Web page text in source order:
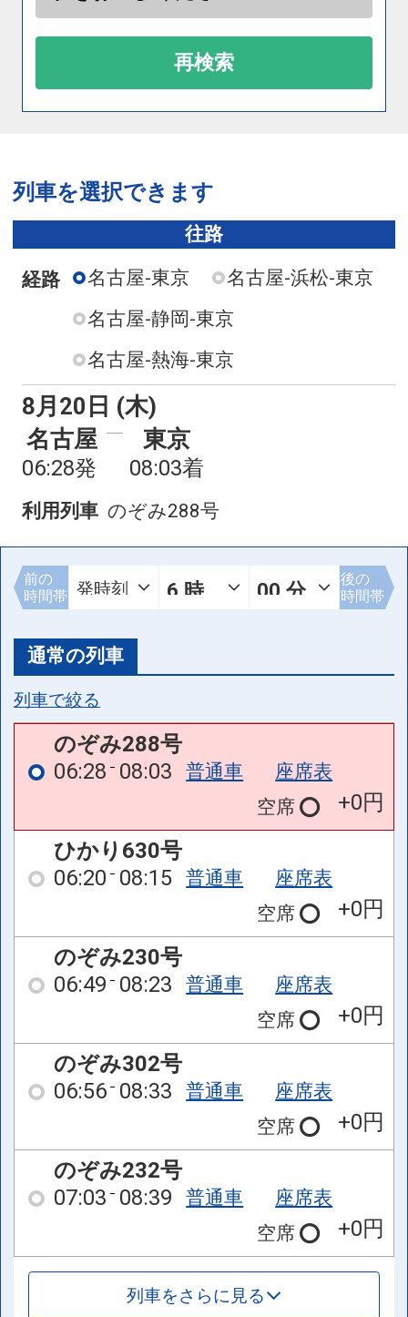
再検索
列車を選択できます
往路
経路 名古屋-東京
名古屋-浜松-東京
名古屋-静岡-東京
名古屋-熱海-東京
8月20日 (木)
名古屋
06:28発
東京
08:03着
利用列車 のぞみ288号
前の
時間帯
後の
時間帯
通常の列車
列車で絞る
のぞみ288号
06:28 08:03 普通車
座席表
空席
+0円
ひかり630号
06:20 08:15 普通車
座席表
空席
+0円
のぞみ230号
06:49 08:23 普通車
座席表
空席
+0円
のぞみ302号
06:56 08:33 普通車
座席表
空席
+0円
のぞみ232号
07:03 08:39 普通車
座席表
空席
+0円
列車をさらに見る